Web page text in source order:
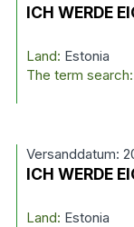
ICH WERDE
Land: Estonia
The term search:
Versanddatum:
ICH WERDE
Land: Estonia